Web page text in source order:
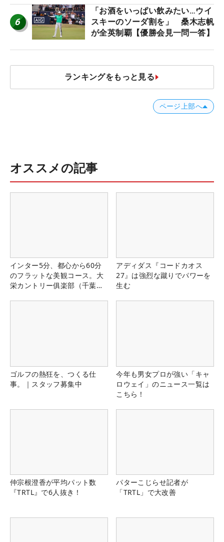
6
「お酒をいっぱい飲みたい…ウイ
スキーのソーダ割を」 桑木志帆
が全英制覇【優勝会見一問一答】
ランキングをもっと見る
ページ上部へ
オススメの記事
インター5分、都心から60分
のフラットな美観コース。大
栄カントリー俱楽部（千葉
アディダス『コードカオス
27』は強烈な蹴りでパワーを
生む
ゴルフの熱狂を、つくる仕
事。｜スタッフ募集中
今年も男女プロが強い「キャ
ロウェイ」のニュース一覧は
こちら！
仲宗根澄香が平均パット数
『TRTL』で6人抜き！
パターこじらせ記者が
「TRTL」で大改善